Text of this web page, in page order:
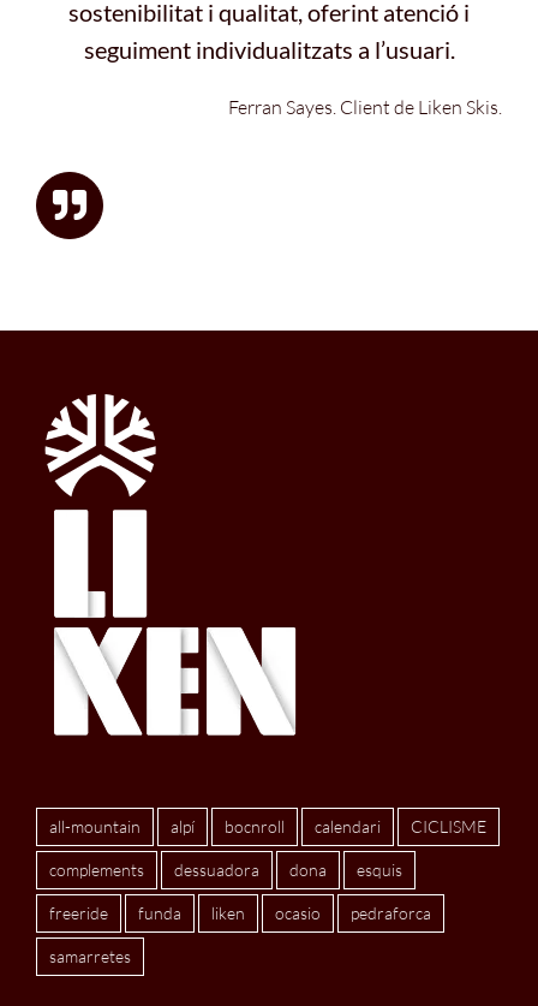
sostenibilitat i qualitat, oferint atenció i
seguiment individualitzats a l’usuari.
Ferran Sayes. Client de Liken Skis.
all-mountain alpí bocnroll calendari CICLISME
complements dessuadora dona esquis
freeride funda liken ocasio pedraforca
samarretes